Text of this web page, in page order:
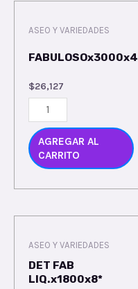
ASEO Y VARIEDADES
FABULOSOx3000x4
$26,127
AGREGAR AL
CARRITO
ASEO Y VARIEDADES
DET FAB
LIQ.x1800x8*